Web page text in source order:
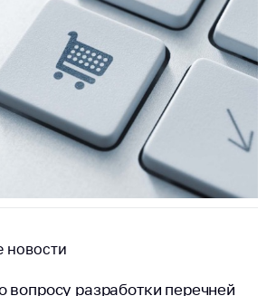
и
новости
вопросу разработки перечней